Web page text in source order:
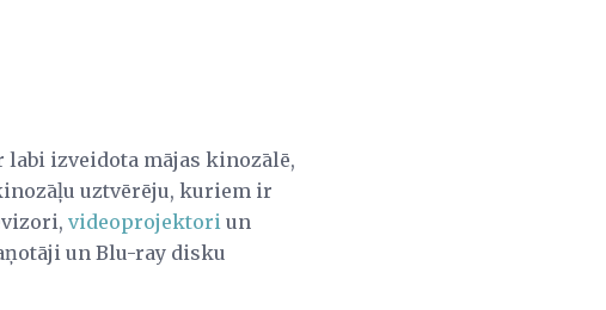
labi izveidota mājas kinozālē,
uztvērēju, kuriem ir
videoprojektori un
un Blu-ray disku